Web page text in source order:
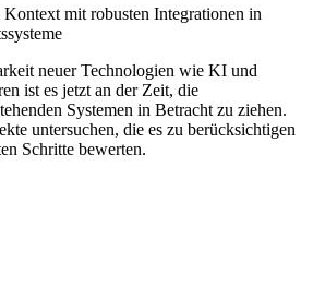
mit robusten Integrationen in
neuer Technologien wie KI und
ist es jetzt an der Zeit, die
Systemen in Betracht zu ziehen.
untersuchen, die es zu berücksichtigen
Schritte bewerten.